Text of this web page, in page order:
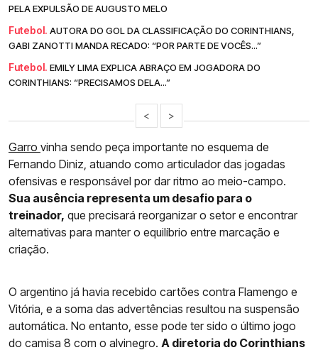
PELA EXPULSÃO DE AUGUSTO MELO
Futebol. AUTORA DO GOL DA CLASSIFICAÇÃO DO CORINTHIANS,
GABI ZANOTTI MANDA RECADO: “POR PARTE DE VOCÊS...”
Futebol. EMILY LIMA EXPLICA ABRAÇO EM JOGADORA DO
CORINTHIANS: “PRECISAMOS DELA...”
< >
Garro vinha sendo peça importante no esquema de
Fernando Diniz, atuando como articulador das jogadas
ofensivas e responsável por dar ritmo ao meio-campo.
Sua ausência representa um desafio para o
treinador, que precisará reorganizar o setor e encontrar
alternativas para manter o equilíbrio entre marcação e
criação.
O argentino já havia recebido cartões contra Flamengo e
Vitória, e a soma das advertências resultou na suspensão
automática. No entanto, esse pode ter sido o último jogo
do camisa 8 com o alvinegro. A diretoria do Corinthians